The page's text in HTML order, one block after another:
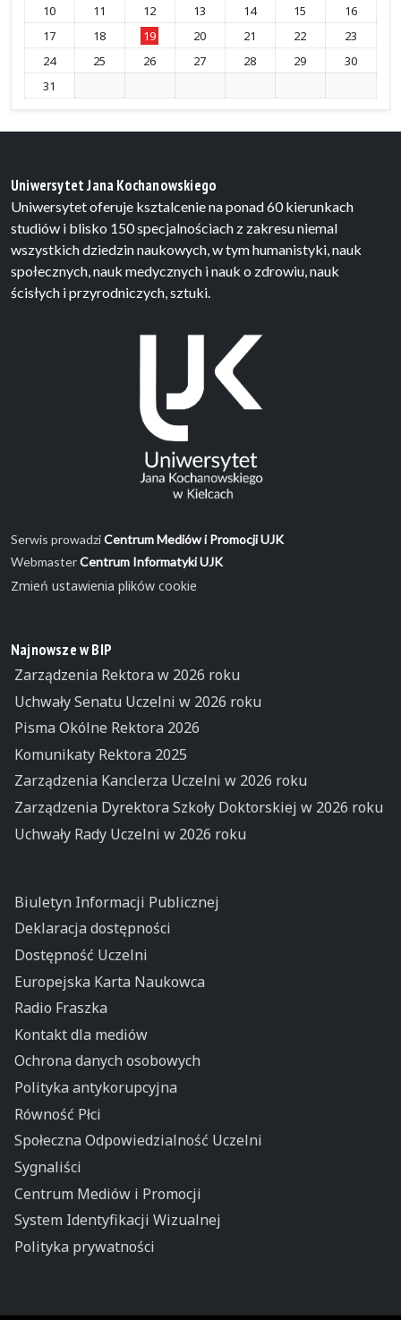
10
11 12 13 14 15
16
17
18 19 20 21 22
23
24
25 26 27 28 29
30
31
Uniwersytet Jana Kochanowskiego
Uniwersytet oferuje ksztalcenie na ponad 60 kierunkach
studiów i blisko 150 specjalnościach z zakresu niemal
wszystkich dziedzin naukowych, w tym humanistyki, nauk
społecznych, nauk medycznych i nauk o zdrowiu, nauk
ścisłych i przyrodniczych, sztuki.
Serwis prowadziCentrum Mediów i Promocji UJK
WebmasterCentrum Informatyki UJK
Zmień ustawienia plików cookie
Najnowsze w BIP
Zarządzenia Rektora w 2026 roku
Uchwały Senatu Uczelni w 2026 roku
Pisma Okólne Rektora 2026
Komunikaty Rektora 2025
Zarządzenia Kanclerza Uczelni w 2026 roku
Zarządzenia Dyrektora Szkoły Doktorskiej w 2026 roku
Uchwały Rady Uczelni w 2026 roku
Biuletyn Informacji Publicznej
Deklaracja dostępności
Dostępność Uczelni
Europejska Karta Naukowca
Radio Fraszka
Kontakt dla mediów
Ochrona danych osobowych
Polityka antykorupcyjna
Równość Płci
Społeczna Odpowiedzialność Uczelni
Sygnaliści
Centrum Mediów i Promocji
System Identyfikacji Wizualnej
Polityka prywatności